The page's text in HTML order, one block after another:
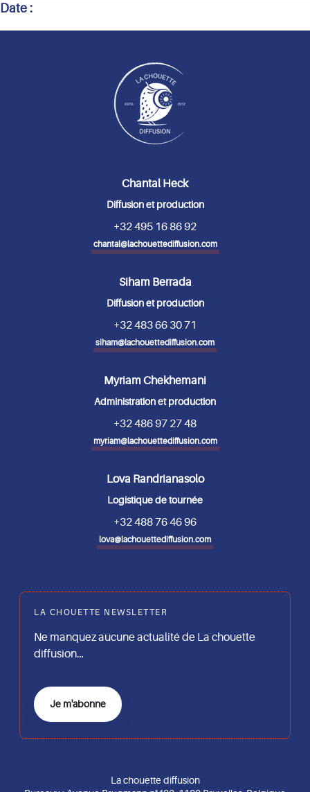
Date :
Chantal Heck
Diffusion et production
+32 495 16 86 92
chantal@lachouettediffusion.com
Siham Berrada
Diffusion et production
+32 483 66 30 71
siham@lachouettediffusion.com
Myriam Chekhemani
Administration et production
+32 486 97 27 48
myriam@lachouettediffusion.com
Lova Randrianasolo
Logistique de tournée
+32 488 76 46 96
lova@lachouettediffusion.com
LA CHOUETTE NEWSLETTER
Ne manquez aucune actualité de La chouette
diffusion…
Je m'abonne
La chouette diffusion